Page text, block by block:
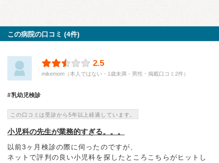
この病院の口コミ (4件)
2.5
mikemom（本人ではない・1歳未満・男性・掲載口コミ2件）
乳幼児検診
この口コミは受診から5年以上経過しています。
小児科の先生が業務的すぎる。。。
以前3ヶ月検診の際に伺ったのですが、
ネットで評判の良い小児科を探したところこちらがヒットし